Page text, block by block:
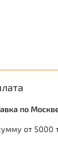
по
от 5000